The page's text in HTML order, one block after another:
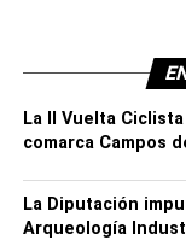
La II Vuelta
comarca Campos
La Diputación
Arqueología